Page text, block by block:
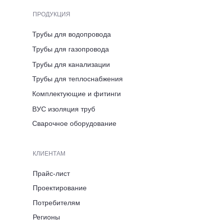
Вологодская область,
г. Череповец, ул. Розы
АДРЕС ПРЕДСТАВИТЕЛЬСТВА
ПН-ПТ 8:00-17:00
ВРЕМЯ РАБОТЫ
Череповец
Прайс-лист
Проектирование
Потребителям
Регионы
КЛИЕНТАМ
ПРОДУКЦИЯ
Трубы для водопровода
Трубы для газопровода
Трубы для канализации
Трубы для теплоснабжения
Комплектующие и фитинги
ВУС изоляция труб
Сварочное оборудование